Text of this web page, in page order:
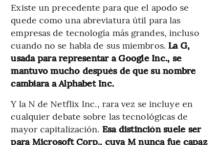
Existe un precedente para que el apodo se
quede como una abreviatura útil para las
empresas de tecnología más grandes, incluso
cuando no se habla de sus miembros.La G,
usada para representar a Google Inc., se
mantuvo mucho después de que su nombre
cambiara a Alphabet Inc.
Y la N de Netflix Inc., rara vez se incluye en
cualquier debate sobre las tecnológicas de
mayor capitalización. Esa distinción suele ser
para Microsoft Corp., cuya M nunca fue capaz